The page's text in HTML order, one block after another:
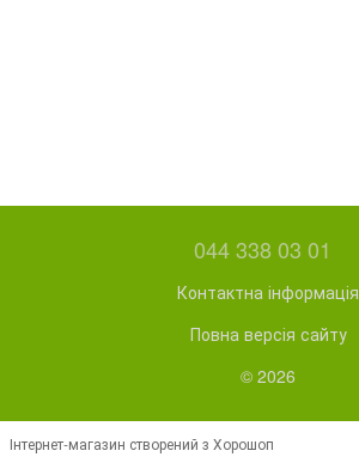
044 338 03 01
Контактна інформація
Повна версія сайту
© 2026
Інтернет-магазин створений з Хорошоп